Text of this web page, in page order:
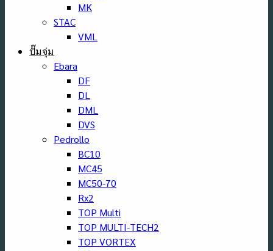
MK
STAC
VML
ปั๊มจุ่ม
Ebara
DF
DL
DML
DVS
Pedrollo
BC10
MC45
MC50-70
Rx2
TOP Multi
TOP MULTI-TECH2
TOP VORTEX